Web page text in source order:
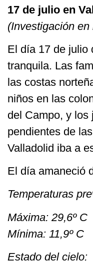
17 de julio en
(Investigación
El día 17 de julio
tranquila. Las
las costas
niños en las
del Campo, y los
pendientes de
Valladolid iba a
El día amaneció
Temperaturas
Máxima: 29,6º C
Mínima: 11,9º C
Estado del cielo: